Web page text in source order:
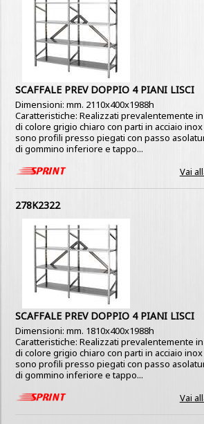
SCAFFALE PREV DOPPIO 4 PIANI LISCI
Dimensioni: mm. 2110x400x1988h
Caratteristiche: Realizzati prevalentemente
di colore grigio chiaro con parti in acciaio
sono profili presso piegati con passo
di gommino inferiore e tappo...
Vai
278K2322
SCAFFALE PREV DOPPIO 4 PIANI LISCI
Dimensioni: mm. 1810x400x1988h
Caratteristiche: Realizzati prevalentemente
di colore grigio chiaro con parti in acciaio
sono profili presso piegati con passo
di gommino inferiore e tappo...
Vai